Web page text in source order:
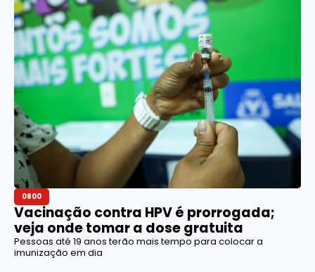
0800
Vacinação contra HPV é prorrogada;
veja onde tomar a dose gratuita
Pessoas até 19 anos terão mais tempo para colocar a
imunização em dia